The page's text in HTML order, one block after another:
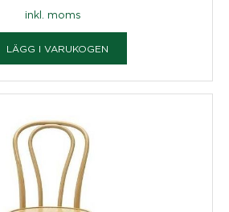
inkl. moms
LÄGG I VARUKOGEN